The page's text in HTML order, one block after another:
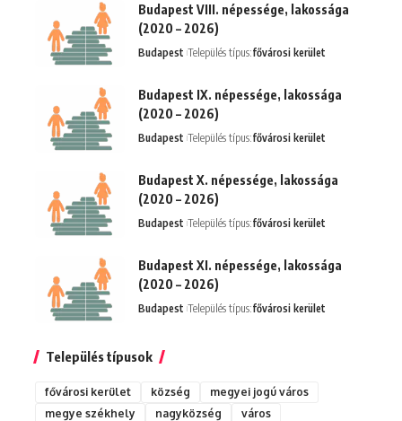
Budapest VIII. népessége, lakossága
(2020 – 2026)
Budapest Település típus:fővárosi kerület
Budapest IX. népessége, lakossága
(2020 – 2026)
Budapest Település típus:fővárosi kerület
Budapest X. népessége, lakossága
(2020 – 2026)
Budapest Település típus:fővárosi kerület
Budapest XI. népessége, lakossága
(2020 – 2026)
Budapest Település típus:fővárosi kerület
Település típusok
fővárosi kerület község
megyei jogú város
megye székhely
nagyközség város